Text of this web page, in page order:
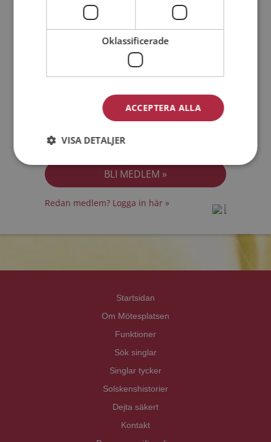
Min ålder:
Personuppgiftspolicyn
Redan medlem? Logga in här »
Startsidan
Om Mötesplatsen
Funktioner
Sök singlar
Singlar tycker
Solskenshistorier
Dejta säkert
Kontakt
Oklassificerade
ACCEPTERA ALLA
VISA DETALJER